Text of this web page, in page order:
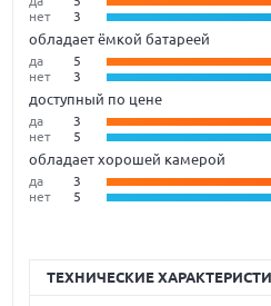
нет
3
обладает ёмкой батареей
да
5
нет
3
доступный по цене
да
3
нет
5
обладает хорошей камерой
да
3
нет
5
ТЕХНИЧЕСКИЕ